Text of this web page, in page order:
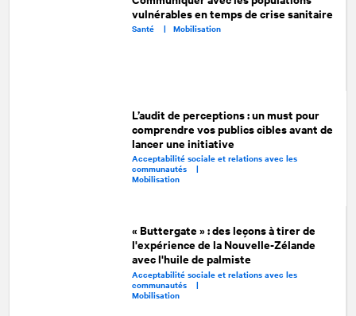
vulnérables en temps de crise sanitaire
Santé | Mobilisation
L’audit de perceptions : un must pour
comprendre vos publics cibles avant de
lancer une initiative
Acceptabilité sociale et relations avec les
communautés |
Mobilisation
« Buttergate » : des leçons à tirer de
l'expérience de la Nouvelle-Zélande
avec l'huile de palmiste
Acceptabilité sociale et relations avec les
communautés |
Mobilisation